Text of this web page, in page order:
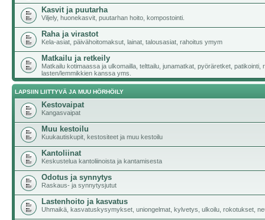
Kasvit ja puutarha
Viljely, huonekasvit, puutarhan hoito, kompostointi.
Raha ja virastot
Kela-asiat, päivähoitomaksut, lainat, talousasiat, rahoitus ymym
Matkailu ja retkeily
Matkailu kotimaassa ja ulkomailla, telttailu, junamatkat, pyöräretket, patikointi,
lasten/lemmikkien kanssa yms.
LAPSIIN LIITTYVÄ JA MUU HÖRHÖILY
Kestovaipat
Kangasvaipat
Muu kestoilu
Kuukautiskupit, kestositeet ja muu kestoilu
Kantoliinat
Keskustelua kantoliinoista ja kantamisesta
Odotus ja synnytys
Raskaus- ja synnytysjutut
Lastenhoito ja kasvatus
Uhmaikä, kasvatuskysymykset, uniongelmat, kylvetys, ulkoilu, rokotukset,